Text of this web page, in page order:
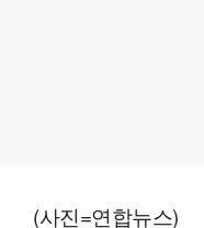
(사진=연합뉴스)